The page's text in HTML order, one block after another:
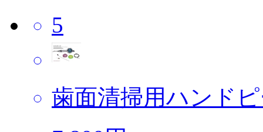
5
歯面清掃用ハンド